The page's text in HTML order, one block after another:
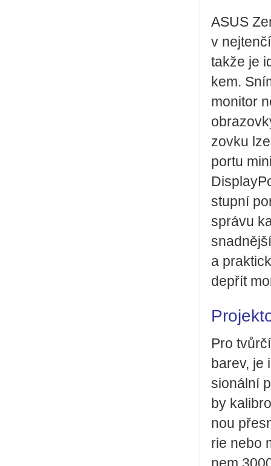
ASUS
v
takže je
kem.
mo­ni­tor
zov­ku
portu
stup­ní
sprá­vu
a
de­přít
Pro
barev, je
si­o­nál­ní
by
nou
rie nebo